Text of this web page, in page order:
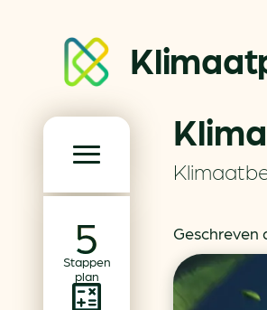
Stappen
plan
Over ons
Partners
Word